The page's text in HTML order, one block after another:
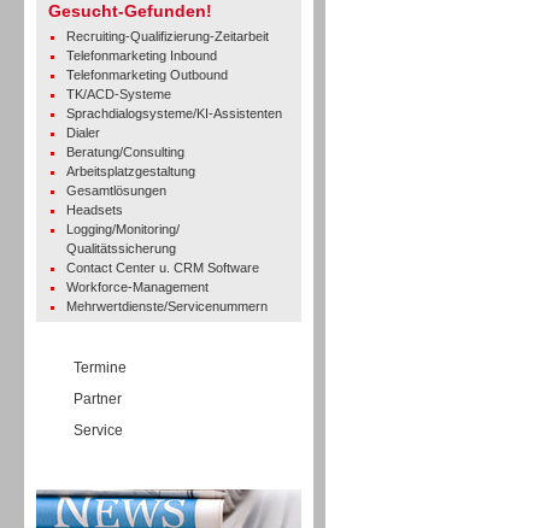
Gesucht-Gefunden!
Recruiting-Qualifizierung-Zeitarbeit
Telefonmarketing Inbound
Telefonmarketing Outbound
TK/ACD-Systeme
Sprachdialogsysteme/KI-Assistenten
Dialer
Beratung/Consulting
Arbeitsplatzgestaltung
Gesamtlösungen
Headsets
Logging/Monitoring/
Qualitätssicherung
Contact Center u. CRM Software
Workforce-Management
Mehrwertdienste/Servicenummern
Termine
Partner
Service